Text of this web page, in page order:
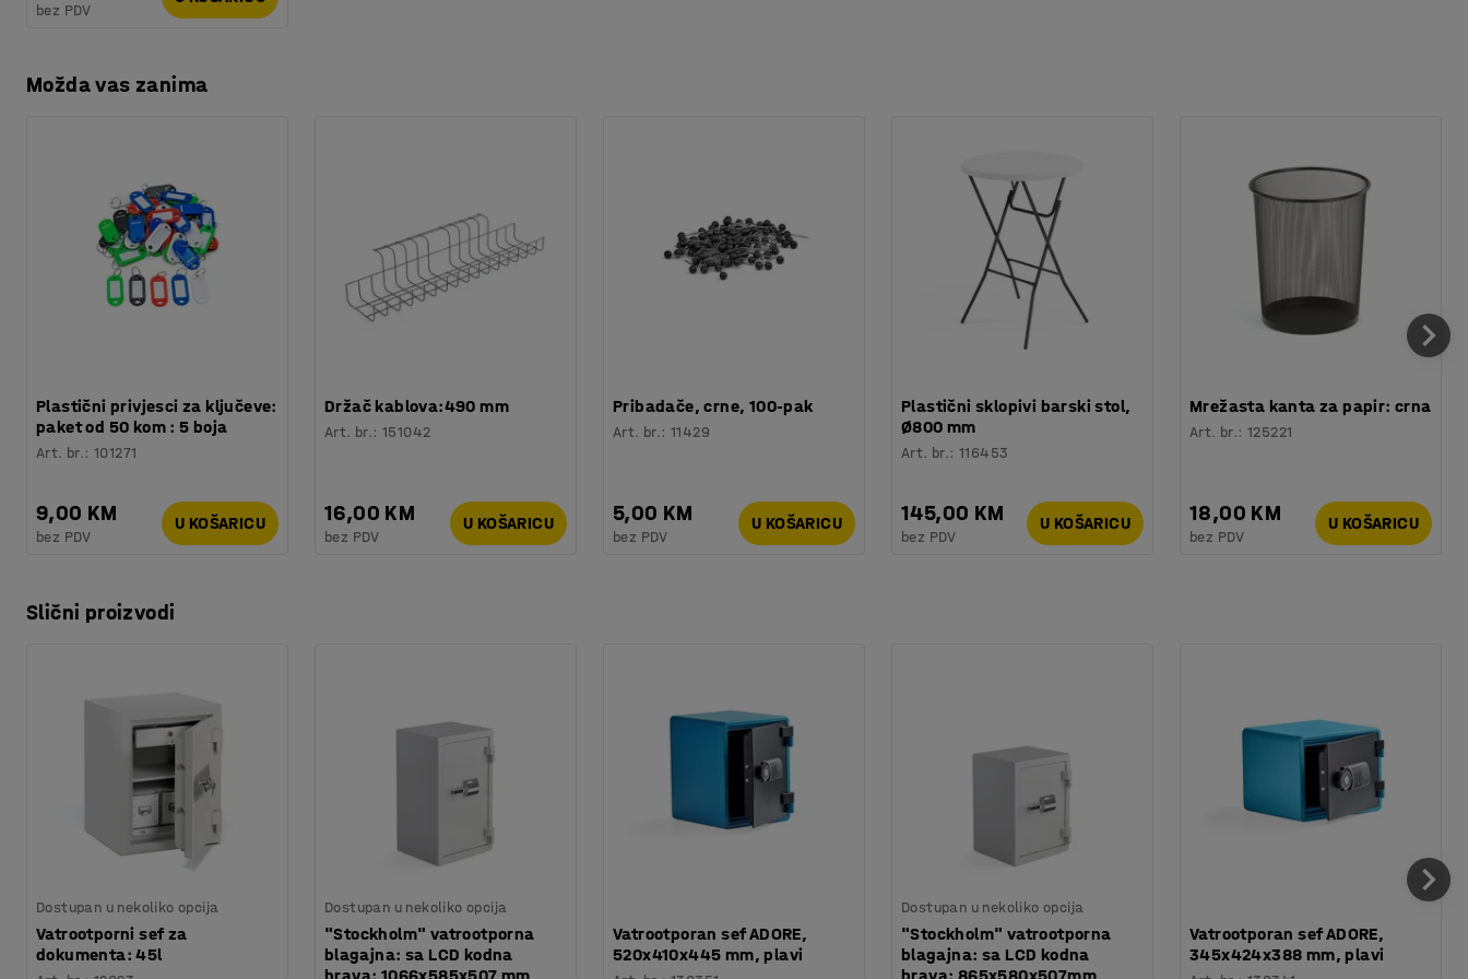
bez PDV
Možda vas zanima
Plastični privjesci za ključeve:
paket od 50 kom : 5 boja
Art. br.:101271
9,00 KM
bez PDV
U KOŠARICU
Držač kablova:490 mm
Art. br.:151042
16,00 KM
bez PDV
U KOŠARICU
Pribadače, crne, 100-pak
Art. br.:11429
5,00 KM
bez PDV
U KOŠARICU
Plastični sklopivi barski stol,
Ø800 mm
Art. br.:116453
145,00 KM
bez PDV
U KOŠARICU
Mrežasta kanta za papir: crna
Art. br.:125221
18,00 KM
bez PDV
U KOŠARICU
Slični proizvodi
Dostupan u nekoliko opcija
Vatrootporni sef za
dokumenta: 45l
Dostupan u nekoliko opcija
"Stockholm" vatrootporna
blagajna: sa LCD kodna
brava: 1066x585x507 mm
Vatrootporan sef ADORE,
520x410x445 mm, plavi
Dostupan u nekoliko opcija
"Stockholm" vatrootporna
blagajna: sa LCD kodna
brava: 865x580x507mm
Vatrootporan sef ADORE,
345x424x388 mm, plavi